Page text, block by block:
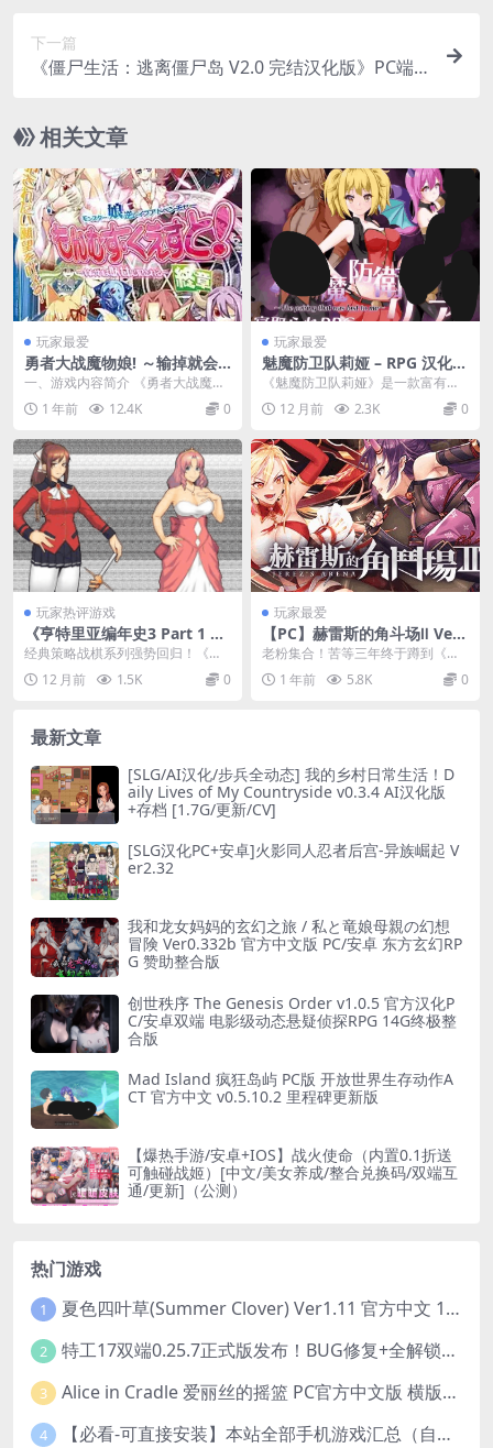
下一篇
《僵尸生活：逃离僵尸岛 V2.0 完结汉化版》PC端
相关文章
玩家最爱
勇者大战魔物娘! ～输掉就会
被妖女硬上～ もんむす·くえ
すと！ PC+ONS+安卓直装 rp
g类型
一、游戏内容简介 《勇者大战魔物
娘！～输掉就会被妖女硬上～ もん
むす・くえすと！...
1 年前 12.4K 0
玩家最爱
魅魔防卫队莉娅 – RPG 汉化版
（PC / 安卓平台 1.51G）
《魅魔防卫队莉娅》是一款富有特
色的 RPG 游戏，此次带来的是汉化
版本，适配 P...
12 月前 2.3K 0
玩家热评游戏
《亨特里亚编年史3 Part 1 Ve
r20》中文版｜史诗级SLG续作
经典策略战棋系列强势回归！《亨
特里亚编年史3》首部曲带来更宏大
的王国纷争。​​ ...
12 月前 1.5K 0
玩家最爱
【PC】赫雷斯的角斗场Ⅱ Ver
1.007 官方中文终极版：多周
目神作+全动态战斗演出[1.4G]
老粉集合！苦等三年终于蹲到《赫
雷斯的角斗场》正牌续作上线。这
次Ver1.007版...
1 年前 5.8K 0
最新文章
[SLG/AI汉化/步兵全动态] 我的乡村日常生活！D
aily Lives of My Countryside v0.3.4 AI汉化版
+存档 [1.7G/更新/CV]
[SLG汉化PC+安卓]火影同人忍者后宫-异族崛起 V
er2.32
我和龙女妈妈的玄幻之旅 / 私と竜娘母親の幻想
冒険 Ver0.332b 官方中文版 PC/安卓 东方玄幻RP
G 赞助整合版
创世秩序 The Genesis Order v1.0.5 官方汉化P
C/安卓双端 电影级动态悬疑侦探RPG 14G终极整
合版
Mad Island 疯狂岛屿 PC版 开放世界生存动作A
CT 官方中文 v0.5.10.2 里程碑更新版
【爆热手游/安卓+IOS】战火使命（内置0.1折送
可触碰战姬）[中文/美女养成/整合兑换码/双端互
通/更新]（公测）
热门游戏
1 夏色四叶草(Summer Clover) Ver1.11 官方中文 1+4.35G 全CG 有CV 百度盘版本
2 特工17双端0.25.7正式版发布！BUG修复+全解锁存档+赞助码合集（安卓/PC/中文/动态）
3 Alice in Cradle 爱丽丝的摇篮 PC官方中文版 横版动作ACT 手绘幻想风 v0.29g 完整体验版
4 【必看-可直接安装】本站全部手机游戏汇总（自带修改器MOD）